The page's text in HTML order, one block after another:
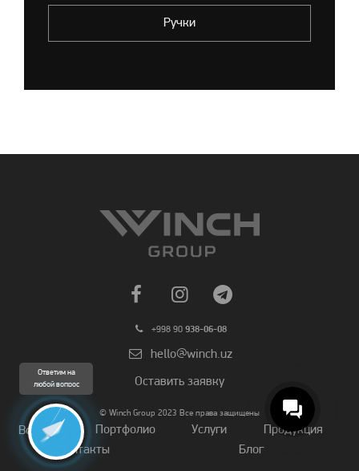
Ручки
+998 90938-06-08
hello@winch.uz
Оставить заявку
© Winch Group 2023 Все права защищены
Вопросы Портфолио Услуги
Продукция
Контакты
Блог
Ответим на
любой вопрос